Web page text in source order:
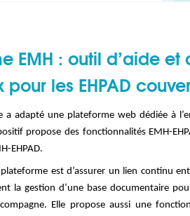
EMH : outil d’aide
les EHPAD
a adapté une plateforme web dédiée à
propose des fonctionnalités EMH-
EHPAD.
est d’assurer un lien continu
la gestion d’une base documentaire
Elle propose aussi une